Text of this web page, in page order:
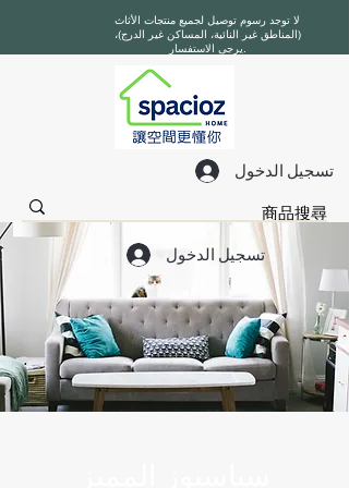
لا توجد رسوم توصيل لجميع منتجات الأثاث
(المناطق غير النائية، المساكن غير الدرج)،
يرجى الاستفسار.
تسجيل الدخول
تسجيل الدخول